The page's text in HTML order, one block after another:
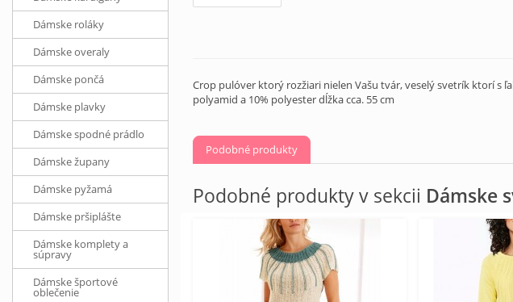
Crop pulóver ktorý rozžiari nielen Vašu tvár, veselý svetrík ktorí s
polyamid a 10% polyester dĺžka cca. 55 cm
Podobné produkty
Podobné produkty v sekcii Dámske
Dámske roláky
Dámske overaly
Dámske pončá
Dámske plavky
Dámske spodné prádlo
Dámske župany
Dámske pyžamá
Dámske pršiplášte
Dámske komplety a
súpravy
Dámske športové
oblečenie